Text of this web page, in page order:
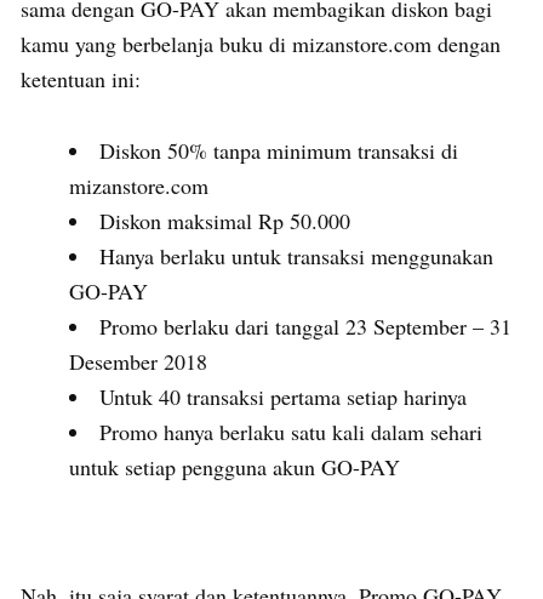
sama dengan GO-PAY akan membagikan diskon bagi
kamu yang berbelanja buku di mizanstore.com dengan
ketentuan ini:
Diskon 50% tanpa minimum transaksi di
mizanstore.com
Diskon maksimal Rp 50.000
Hanya berlaku untuk transaksi menggunakan
GO-PAY
Promo berlaku dari tanggal 23 September – 31
Desember 2018
Untuk 40 transaksi pertama setiap harinya
Promo hanya berlaku satu kali dalam sehari
untuk setiap pengguna akun GO-PAY